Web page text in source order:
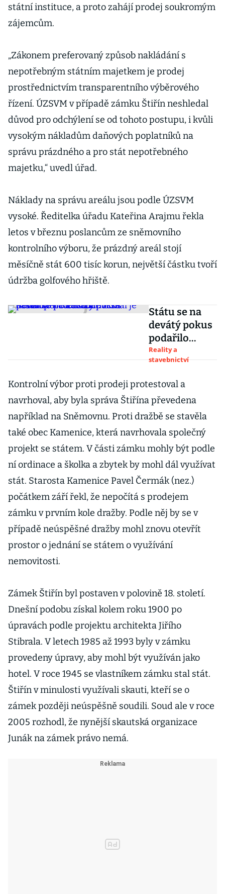
státní instituce, a proto zahájí prodej soukromým
zájemcům.
„Zákonem preferovaný způsob nakládání s
nepotřebným státním majetkem je prodej
prostřednictvím transparentního výběrového
řízení. ÚZSVM v případě zámku Štiřín neshledal
důvod pro odchýlení se od tohoto postupu, i kvůli
vysokým nákladům daňových poplatníků na
správu prázdného a pro stát nepotřebného
majetku,“ uvedl úřad.
Náklady na správu areálu jsou podle ÚZSVM
vysoké. Ředitelka úřadu Kateřina Arajmu řekla
letos v březnu poslancům ze sněmovního
kontrolního výboru, že prázdný areál stojí
měsíčně stát 600 tisíc korun, největší částku tvoří
údržba golfového hřiště.
Státu se na
devátý pokus
podařilo
prodat
Hanácká
kasárna v
Olomouci.
Získal je
developer
Redstone
Reality a
stavebnictví
Kontrolní výbor proti prodeji protestoval a
navrhoval, aby byla správa Štiřína převedena
například na Sněmovnu. Proti dražbě se stavěla
také obec Kamenice, která navrhovala společný
projekt se státem. V části zámku mohly být podle
ní ordinace a školka a zbytek by mohl dál využívat
stát. Starosta Kamenice Pavel Čermák (nez.)
počátkem září řekl, že nepočítá s prodejem
zámku v prvním kole dražby. Podle něj by se v
případě neúspěšné dražby mohl znovu otevřít
prostor o jednání se státem o využívání
nemovitosti.
Zámek Štiřín byl postaven v polovině 18. století.
Dnešní podobu získal kolem roku 1900 po
úpravách podle projektu architekta Jiřího
Stibrala. V letech 1985 až 1993 byly v zámku
provedeny úpravy, aby mohl být využíván jako
hotel. V roce 1945 se vlastníkem zámku stal stát.
Štiřín v minulosti využívali skauti, kteří se o
zámek později neúspěšně soudili. Soud ale v roce
2005 rozhodl, že nynější skautská organizace
Junák na zámek právo nemá.